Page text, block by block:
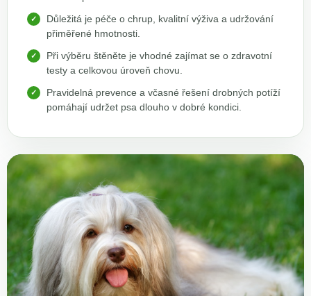
Důležitá je péče o chrup, kvalitní výživa a udržování
přiměřené hmotnosti.
Při výběru štěněte je vhodné zajímat se o zdravotní
testy a celkovou úroveň chovu.
Pravidelná prevence a včasné řešení drobných potíží
pomáhají udržet psa dlouho v dobré kondici.